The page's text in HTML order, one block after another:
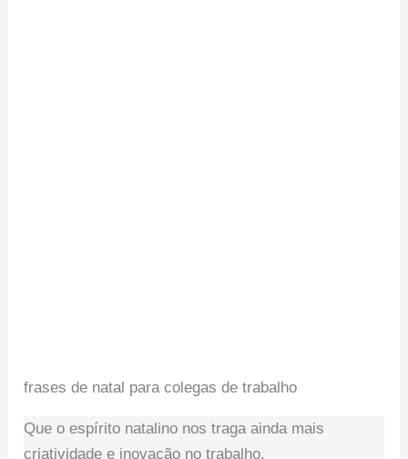
frases de natal para colegas de trabalho
Que o espírito natalino nos traga ainda mais
criatividade e inovação no trabalho.